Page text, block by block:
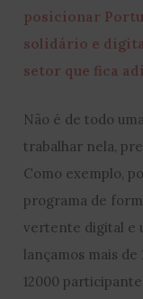
posicionar
solidário e
setor que fica
Não é de todo
trabalhar nela,
Como exemplo,
programa de
vertente digital e
lançamos mais de
12000